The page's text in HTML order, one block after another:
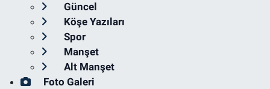
Güncel
Köşe Yazıları
Spor
Manşet
Alt Manşet
Foto Galeri